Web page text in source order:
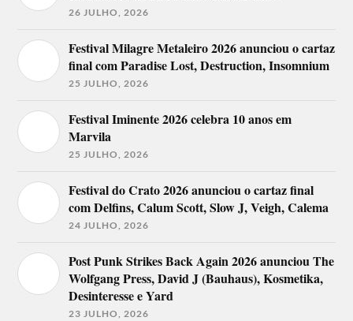
26 JULHO, 2026
Festival Milagre Metaleiro 2026 anunciou o cartaz
final com Paradise Lost, Destruction, Insomnium
25 JULHO, 2026
Festival Iminente 2026 celebra 10 anos em
Marvila
25 JULHO, 2026
Festival do Crato 2026 anunciou o cartaz final
com Delfins, Calum Scott, Slow J, Veigh, Calema
24 JULHO, 2026
Post Punk Strikes Back Again 2026 anunciou The
Wolfgang Press, David J (Bauhaus), Kosmetika,
Desinteresse e Yard
23 JULHO, 2026